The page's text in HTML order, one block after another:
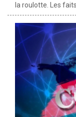
la roulotte. Les faits